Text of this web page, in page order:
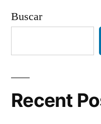
Buscar
Recent